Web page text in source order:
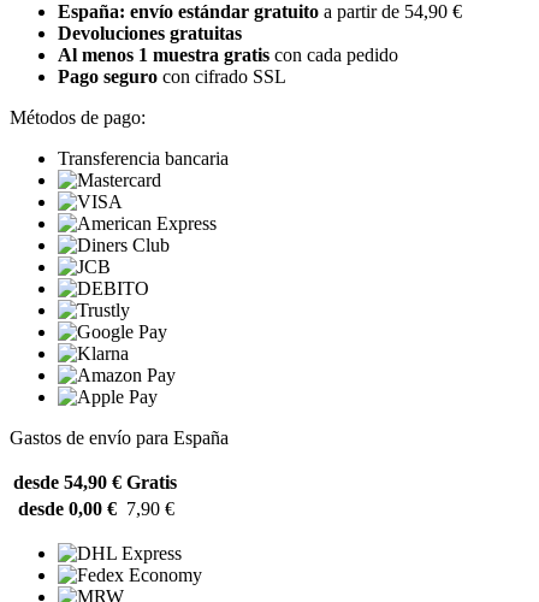
España: envío estándar gratuito a partir de 54,90 €
Devoluciones gratuitas
Al menos 1 muestra gratis con cada pedido
Pago seguro con cifrado SSL
Métodos de pago:
Transferencia bancaria
Gastos de envío para España
desde 54,90 € Gratis
desde 0,00 € 7,90 €